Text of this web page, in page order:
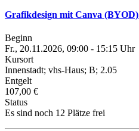
Grafikdesign mit Canva (BYOD)
Beginn
Fr., 20.11.2026, 09:00 - 15:15 Uhr
Kursort
Innenstadt; vhs-Haus; B; 2.05
Entgelt
107,00 €
Status
Es sind noch 12 Plätze frei